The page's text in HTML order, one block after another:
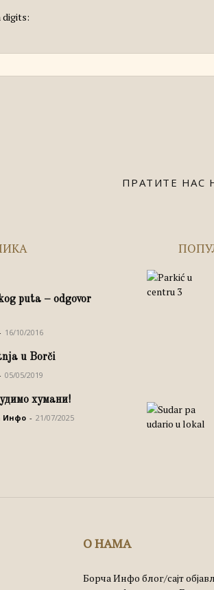
digits:
ПРАТИТЕ НАС
puta – odgovor
16/10/2016
u Borči
05/05/2019
хумани!
Инфо - 21/07/2025
О НАМА
Борча Инфо блог/сајт